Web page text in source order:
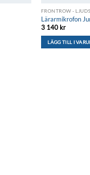
FRONTROW -
Lärarmikrofon
3 140 kr
LÄGG TILL I